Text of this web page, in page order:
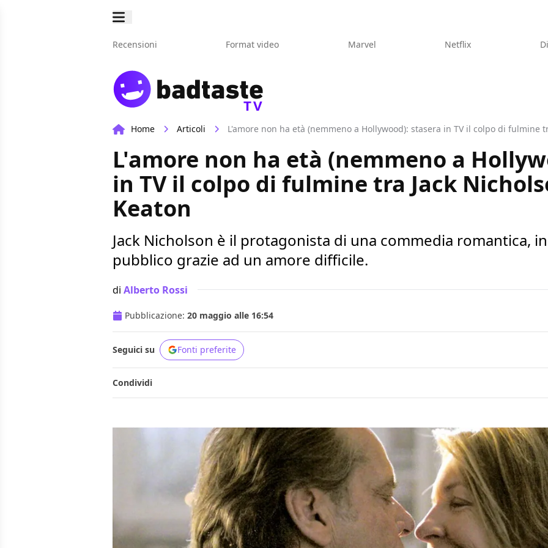
Recensioni Format video Marvel Netflix
TV
Home Articoli L'amore non ha età (nemmeno a Hollywood): stasera in TV il colpo di fulmine
L'amore non ha età (nemmeno a
in TV il colpo di fulmine tra Jack
Keaton
Jack Nicholson è il protagonista di una commedia romantica,
pubblico grazie ad un amore difficile.
di Alberto Rossi
Pubblicazione: 20 maggio alle 16:54
Seguici su Fonti preferite
Condividi